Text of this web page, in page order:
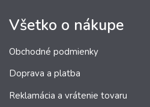
Všetko o nákupe
Obchodné podmienky
Doprava a platba
Reklamácia a vrátenie tovaru